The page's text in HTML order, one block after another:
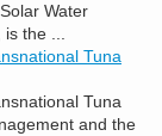
Water
is the ...
Tuna
Tuna
and the